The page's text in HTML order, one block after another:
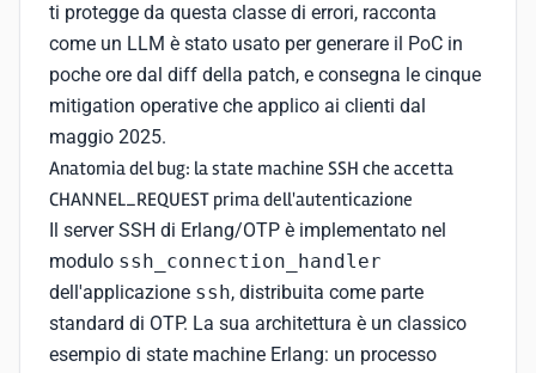
ti protegge da questa classe di errori, racconta
come un LLM è stato usato per generare il PoC in
poche ore dal diff della patch, e consegna le cinque
mitigation operative che applico ai clienti dal
maggio 2025.
Anatomia del bug: la state machine SSH che accetta
CHANNEL_REQUEST prima dell'autenticazione
Il server SSH di Erlang/OTP è implementato nel
modulo ssh_connection_handler
dell'applicazione ssh, distribuita come parte
standard di OTP. La sua architettura è un classico
esempio di state machine Erlang: un processo